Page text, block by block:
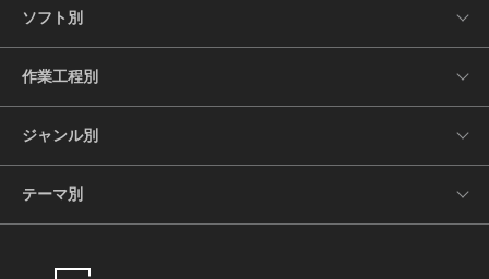
ソフト別
作業工程別
ジャンル別
テーマ別